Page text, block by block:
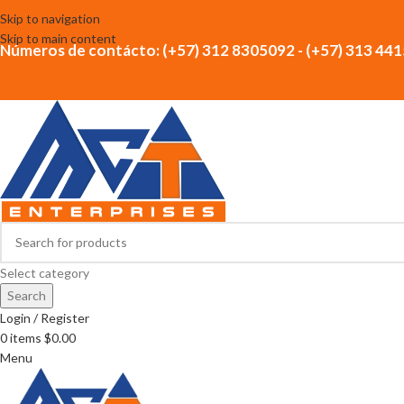
Skip to navigation
Skip to main content
Números de contácto: (+57) 312 8305092 - (+57) 313
Select category
Search
Login / Register
0items $0.00
Menu